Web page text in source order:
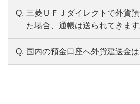
Q. 三菱ＵＦＪダイレクトで外貨
た場合、通帳は送られてきま
Q. 国内の預金口座へ外貨建送金